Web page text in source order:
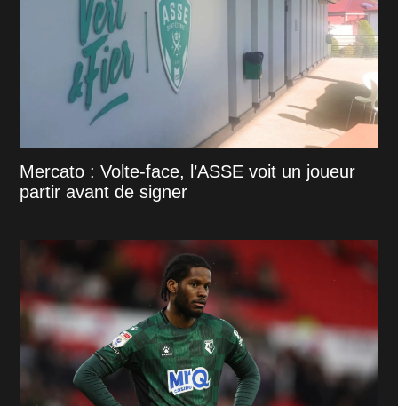
Mercato : Volte-face, l’ASSE voit un joueur
partir avant de signer